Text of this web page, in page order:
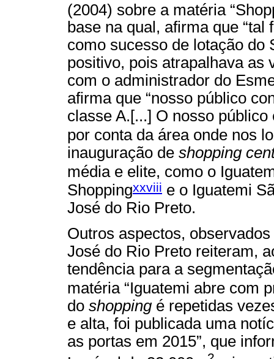
(2004) sobre a matéria
base na qual, afirma que
como sucesso de lotação do
positivo, pois atrapalhava as
com o administrador do
afirma que “nosso público
classe A.[...] O nosso
por conta da área onde nos
inauguração de shopping
média e elite, como o
Shoppingxxviii e o Iguatemi
José do Rio Preto.
Outros aspectos,
José do Rio Preto reiteram,
tendência para a
matéria “Iguatemi abre com
do shopping é repetidas
e alta, foi publicada uma
as portas em 2015”, que